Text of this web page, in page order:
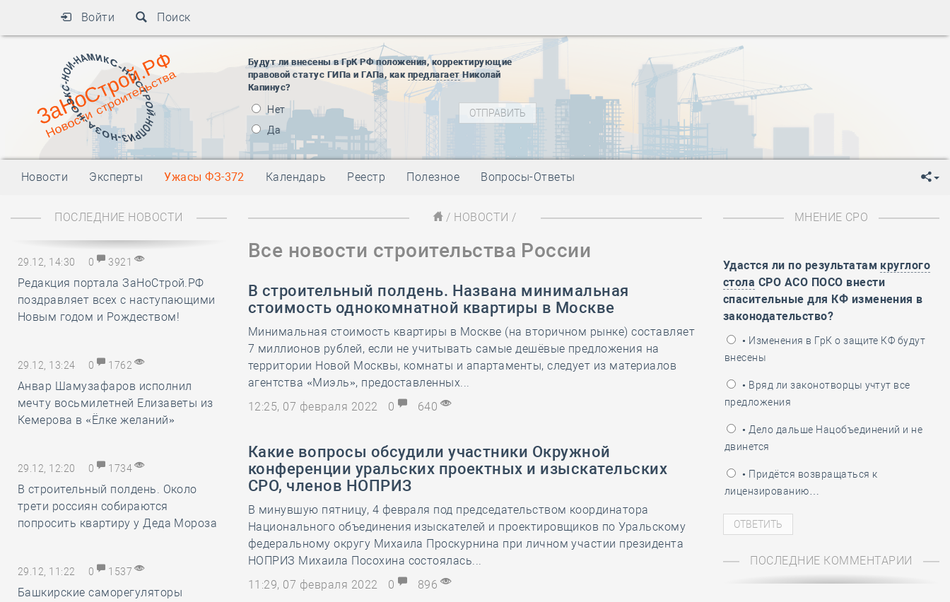
Войти Поиск
Будут ли внесены в ГрК РФ положения, корректирующие
правовой статус ГИПа и ГАПа, как предлагаетНиколай
Капинус?
Нет
Да
День Государственного флага Российской Федерации
-День знаний
-
День сотрудника органов внутренних дел РФ
27 января
День полного освобождения Ленинграда от фашистской
блокады
01 мая-
День Весны и Труда
09 мая -День Победы!
День Государственного флага Российской Федерации
10 ноября
День полного освобождения Ленинграда от фашистской
01 мая-День Весны и Труда
09 мая-
28 мая-День пограничника
Новости Эксперты Ужасы ФЗ-372 Календарь Реестр Полезное Вопросы-Ответы
ПОСЛЕДНИЕ НОВОСТИ
29.12, 14:30 0 3921
Редакция портала ЗаНоСтрой.РФ
поздравляет всех с наступающими
Новым годом и Рождеством!
29.12, 13:24 0 1762
Анвар Шамузафаров исполнил
мечту восьмилетней Елизаветы из
Кемерова в «Ёлке желаний»
29.12, 12:20 0 1734
В строительный полдень. Около
трети россиян собираются
попросить квартиру у Деда Мороза
29.12, 11:22 0 1537
Башкирские саморегуляторы
/ НОВОСТИ /
Все новости строительства России
В строительный полдень. Названа минимальная
стоимость однокомнатной квартиры в Москве
Минимальная стоимость квартиры в Москве (на вторичном рынке) составляет
7 миллионов рублей, если не учитывать самые дешёвые предложения на
территории Новой Москвы, комнаты и апартаменты, следует из материалов
агентства «Миэль», предоставленных...
12:25, 07 февраля 2022
0 640
Какие вопросы обсудили участники Окружной
конференции уральских проектных и изыскательских
СРО, членов НОПРИЗ
​В минувшую пятницу, 4 февраля под председательством координатора
Национального объединения изыскателей и проектировщиков по Уральскому
федеральному округу Михаила Проскурнина при личном участии президента
НОПРИЗ Михаила Посохина состоялась...
11:29, 07 февраля 2022
0 896
МНЕНИЕ СРО
Удастся ли по результатам круглого
стола СРО АСО ПОСО внести
спасительные для КФ изменения в
законодательство?
• Изменения в ГрК о защите КФ будут
внесены
• Вряд ли законотворцы учтут все
предложения
• Дело дальше Нацобъединений и не
двинется
• Придётся возвращаться к
лицензированию…
ПОСЛЕДНИЕ КОММЕНТАРИИ